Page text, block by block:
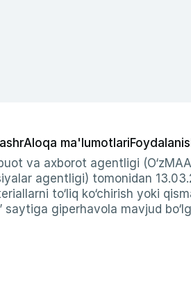
Aloqa ma'lumotlari
va axborot agentligi
agentligi) tomonidan
to‘liq ko‘chirish yoki
giperhavola mavjud